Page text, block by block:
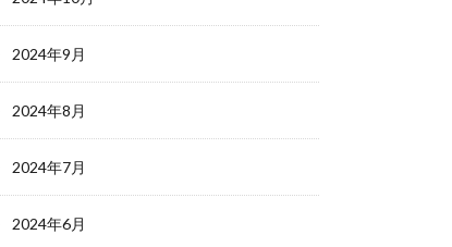
2024年9月
2024年8月
2024年7月
2024年6月